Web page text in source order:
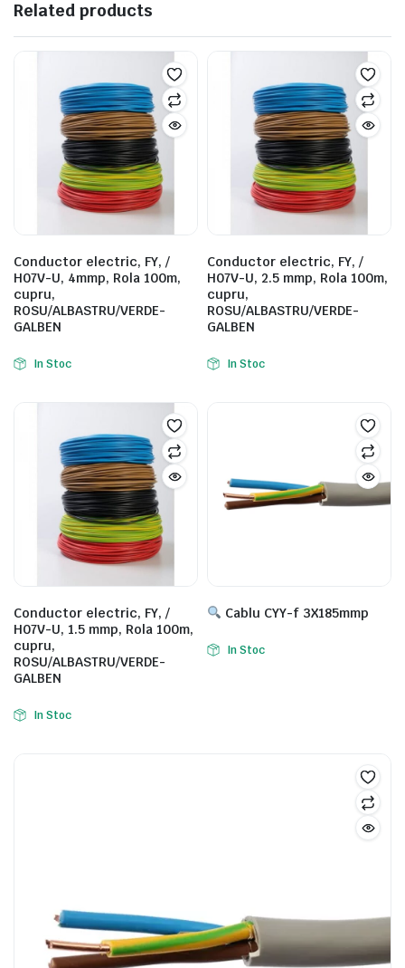
Related products
Conductor electric, FY, /
H07V-U, 4mmp, Rola 100m,
cupru,
ROSU/ALBASTRU/VERDE-
GALBEN
In Stoc
Conductor electric, FY, /
H07V-U, 2.5 mmp, Rola 100m,
cupru,
ROSU/ALBASTRU/VERDE-
GALBEN
In Stoc
Conductor electric, FY, /
H07V-U, 1.5 mmp, Rola 100m,
cupru,
ROSU/ALBASTRU/VERDE-
GALBEN
In Stoc
Cablu CYY-f 3X185mmp
In Stoc